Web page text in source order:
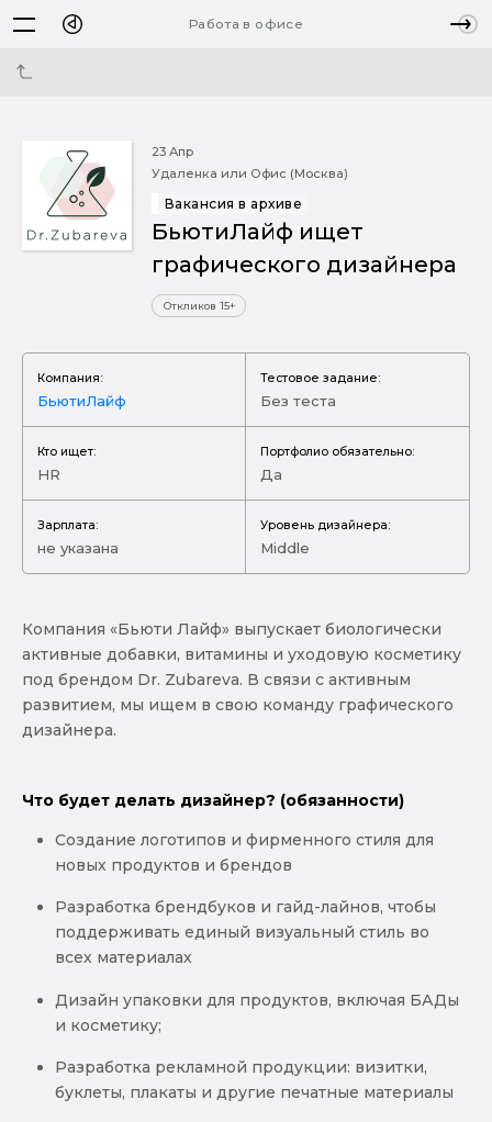
Работа в офисе
23 Апр
Удаленка или Офис (Москва)
Вакансия в архиве
БьютиЛайф ищет
графического дизайнера
Откликов 15+
Компания:
БьютиЛайф
Тестовое задание:
Без теста
Кто ищет:
HR
Портфолио обязательно:
Да
Зарплата:
не указана
Уровень дизайнера:
Middle
Компания «Бьюти Лайф» выпускает биологически
активные добавки, витамины и уходовую косметику
под брендом Dr. Zubareva. В связи с активным
развитием, мы ищем в свою команду графического
дизайнера.
Что будет делать дизайнер? (обязанности)
Создание логотипов и фирменного стиля для
новых продуктов и брендов
Разработка брендбуков и гайд-лайнов, чтобы
поддерживать единый визуальный стиль во
всех материалах
Дизайн упаковки для продуктов, включая БАДы
и косметику;
Разработка рекламной продукции: визитки,
буклеты, плакаты и другие печатные материалы